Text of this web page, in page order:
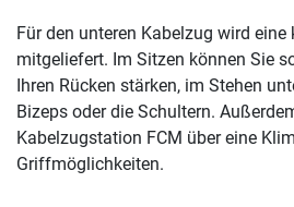
Für den unteren Kabelzug wird eine
mitgeliefert. Im Sitzen können Sie
Ihren Rücken stärken, im Stehen
Bizeps oder die Schultern.
Kabelzugstation FCM über eine
Griffmöglichkeiten.